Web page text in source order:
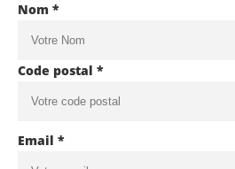
Nom *
Code postal *
Email *